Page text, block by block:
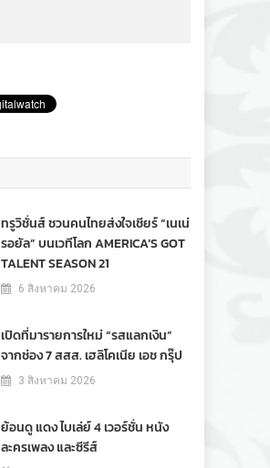
ทรูวิชั่นส์ ชวนคนไทยส่งใจเชียร์ “เนเน่
รอยัล” บนเวทีโลก AMERICA’S GOT
TALENT SEASON 21
6 สิงหาคม 2026
เปิดที่มารายการใหม่ “รสแลกเงิน”
จากช่อง 7 สสส. เฮลิโคเนีย เอช กรุ๊ป
3 สิงหาคม 2026
ย้อนดู แดง ไบเล่ย์ 4 เวอร์ชั่น หนัง
ละครเพลง และซีรีส์